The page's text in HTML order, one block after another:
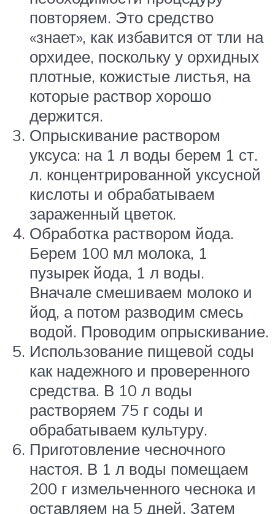
повторяем. Это средство
«знает», как избавится от тли на
орхидее, поскольку у орхидных
плотные, кожистые листья, на
которые раствор хорошо
держится.
Опрыскивание раствором
уксуса: на 1 л воды берем 1 ст.
л. концентрированной уксусной
кислоты и обрабатываем
зараженный цветок.
Обработка раствором йода.
Берем 100 мл молока, 1
пузырек йода, 1 л воды.
Вначале смешиваем молоко и
йод, а потом разводим смесь
водой. Проводим опрыскивание.
Использование пищевой соды
как надежного и проверенного
средства. В 10 л воды
растворяем 75 г соды и
обрабатываем культуру.
Приготовление чесночного
настоя. В 1 л воды помещаем
200 г измельченного чеснока и
оставляем на 5 дней. Затем